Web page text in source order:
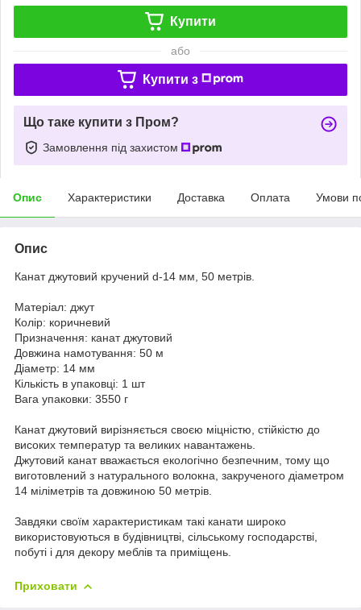
Купити
або
Купити з
Що таке купити з Пром?
Замовлення під захистом
Опис Характеристики Доставка Оплата Умови
Опис
Канат джутовий кручений d-14 мм, 50 метрів.
Матеріал: джут
Колір: коричневий
Призначення: канат джутовий
Довжина намотування: 50 м
Діаметр: 14 мм
Кількість в упаковці: 1 шт
Вага упаковки: 3550 г
Канат джутовий вирізняється своєю міцністю, стійкістю до
високих температур та великих навантажень.
Джутовий канат вважається екологічно безпечним, тому що
виготовлений з натурального волокна, закрученого діаметром
14 міліметрів та довжиною 50 метрів.
Завдяки своїм характеристикам такі канати широко
використовуються в будівництві, сільському господарстві,
побуті і для декору меблів та приміщень.
Приховати